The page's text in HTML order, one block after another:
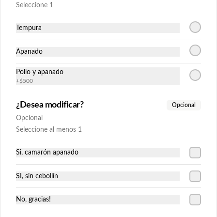
Máncora
Relleno: camarón apanado, queso crema
y cebollín.
Envuelto en palta y cubierto con salmón
$11.425
Relleno: carne, cebolla y tomate tempura,
espolvoreado en crispy frío y orégano
Seleccione 1
Tempura
Apanado
Pollo y apanado
+$500
¿Desea modificar? Opcional
Opcional
Seleccione al menos 1
Si, camarón apanado
SI, sin cebollín
No, gracias!